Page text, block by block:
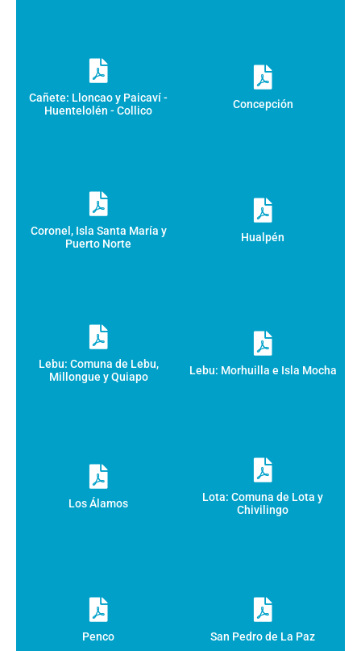
Cañete: Lloncao y Paicaví -
Huentelolén - Collico
Concepción
Coronel, Isla Santa María y
Puerto Norte
Hualpén
Lebu: Comuna de Lebu,
Millongue y Quiapo
Lebu: Morhuilla e Isla Mocha
Los Álamos
Lota: Comuna de Lota y
Chivilingo
Penco San Pedro de La Paz